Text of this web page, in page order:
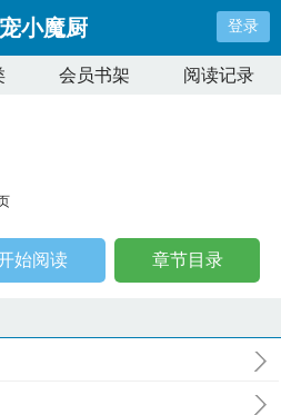
小魔厨 登录
会员书架 阅读记录
始阅读 章节目录